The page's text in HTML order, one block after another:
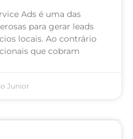
Ads é uma das
para gerar leads
locais. Ao contrário
que cobram
Junior